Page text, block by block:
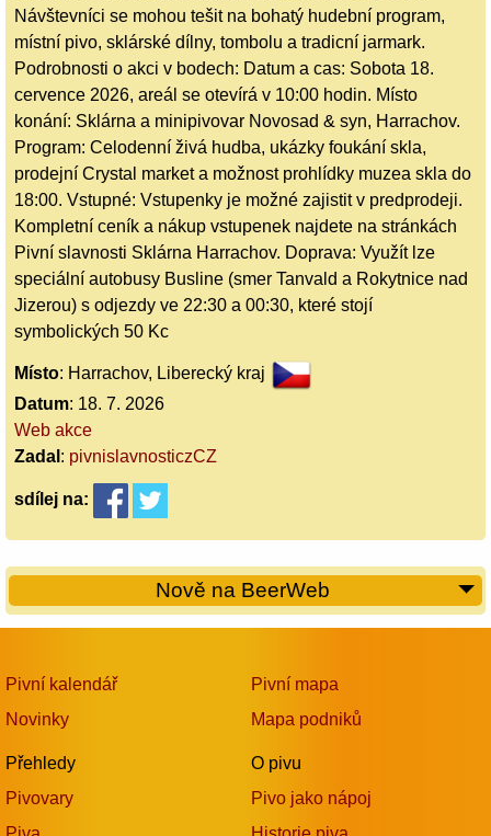
Návštevníci se mohou tešit na bohatý hudební program,
místní pivo, sklárské dílny, tombolu a tradicní jarmark.
Podrobnosti o akci v bodech: Datum a cas: Sobota 18.
cervence 2026, areál se otevírá v 10:00 hodin. Místo
konání: Sklárna a minipivovar Novosad & syn, Harrachov.
Program: Celodenní živá hudba, ukázky foukání skla,
prodejní Crystal market a možnost prohlídky muzea skla do
18:00. Vstupné: Vstupenky je možné zajistit v predprodeji.
Kompletní ceník a nákup vstupenek najdete na stránkách
Pivní slavnosti Sklárna Harrachov. Doprava: Využít lze
speciální autobusy Busline (smer Tanvald a Rokytnice nad
Jizerou) s odjezdy ve 22:30 a 00:30, které stojí
symbolických 50 Kc
Místo: Harrachov, Liberecký kraj
Datum: 18. 7. 2026
Web akce
Zadal : pivnislavnosticzCZ
sdílej na:
Nově na BeerWeb
Pivní kalendář
Novinky
Přehledy
Pivovary
Pivní mapa
Mapa podniků
O pivu
Pivo jako nápoj